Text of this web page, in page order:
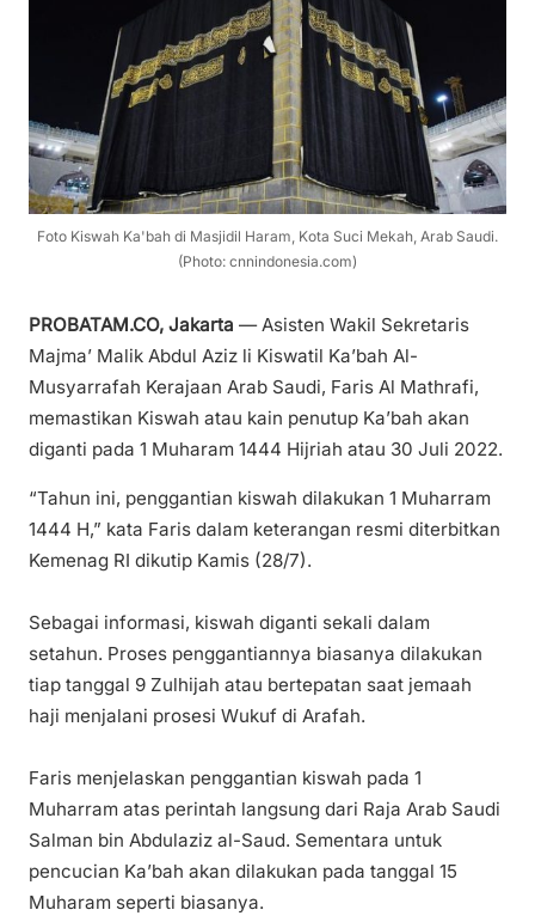
Foto Kiswah Ka'bah di Masjidil Haram, Kota Suci Mekah, Arab Saudi.
(Photo: cnnindonesia.com)
PROBATAM.CO, Jakarta — Asisten Wakil Sekretaris
Majma’ Malik Abdul Aziz li Kiswatil Ka’bah Al-
Musyarrafah Kerajaan Arab Saudi, Faris Al Mathrafi,
memastikan Kiswah atau kain penutup Ka’bah akan
diganti pada 1 Muharam 1444 Hijriah atau 30 Juli 2022.
“Tahun ini, penggantian kiswah dilakukan 1 Muharram
1444 H,” kata Faris dalam keterangan resmi diterbitkan
Kemenag RI dikutip Kamis (28/7).
Sebagai informasi, kiswah diganti sekali dalam
setahun. Proses penggantiannya biasanya dilakukan
tiap tanggal 9 Zulhijah atau bertepatan saat jemaah
haji menjalani prosesi Wukuf di Arafah.
Faris menjelaskan penggantian kiswah pada 1
Muharram atas perintah langsung dari Raja Arab Saudi
Salman bin Abdulaziz al-Saud. Sementara untuk
pencucian Ka’bah akan dilakukan pada tanggal 15
Muharam seperti biasanya.